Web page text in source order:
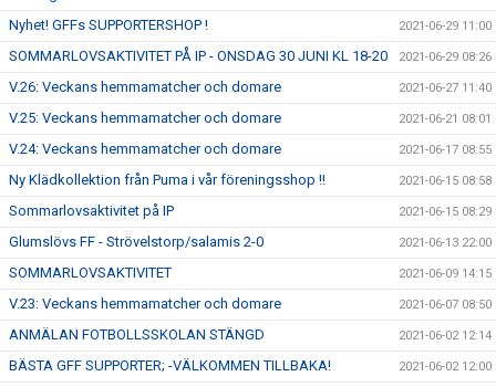
Nyhet! GFFs SUPPORTERSHOP ! 2021-06-29 11:00
SOMMARLOVSAKTIVITET PÅ IP - ONSDAG 30 JUNI KL 18-20 2021-06-29 08:26
V.26: Veckans hemmamatcher och domare 2021-06-27 11:40
V.25: Veckans hemmamatcher och domare 2021-06-21 08:01
V.24: Veckans hemmamatcher och domare 2021-06-17 08:55
Ny Klädkollektion från Puma i vår föreningsshop !! 2021-06-15 08:58
Sommarlovsaktivitet på IP 2021-06-15 08:29
Glumslövs FF - Strövelstorp/salamis 2-0 2021-06-13 22:00
SOMMARLOVSAKTIVITET 2021-06-09 14:15
V.23: Veckans hemmamatcher och domare 2021-06-07 08:50
ANMÄLAN FOTBOLLSSKOLAN STÄNGD 2021-06-02 12:14
BÄSTA GFF SUPPORTER; -VÄLKOMMEN TILLBAKA! 2021-06-02 12:00